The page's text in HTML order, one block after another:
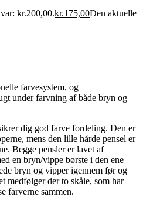
kr.200,00.kr.175,00Den aktuelle
farvesystem, og
under farvning af både bryn og
dig god farve fordeling. Den er
mens den lille hårde pensel er
Begge pensler er lavet af
en bryn/vippe børste i den ene
bryn og vipper igennem før og
medfølger der to skåle, som har
farverne sammen.